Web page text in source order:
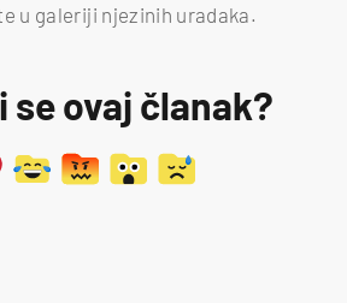
u galeriji njezinih uradaka.
se ovaj članak?